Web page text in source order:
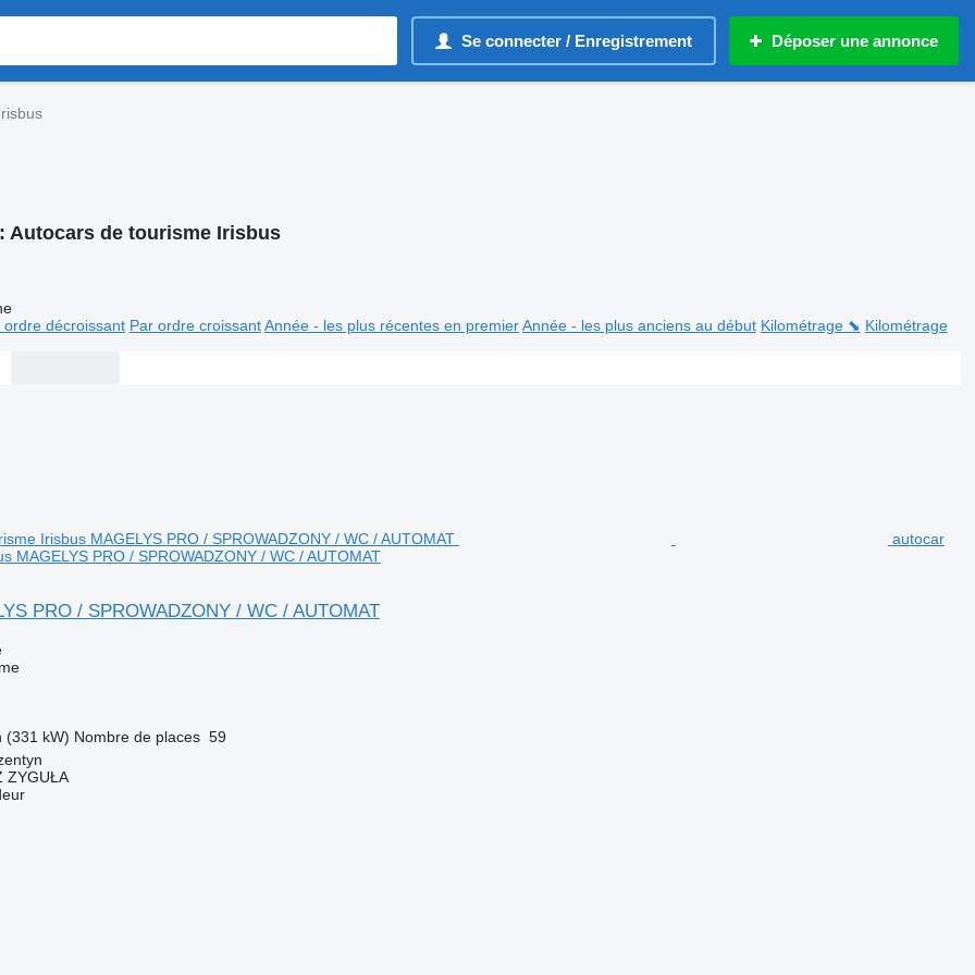
Se connecter / Enregistrement Déposer une annonce
Autocars de tourisme Irisbus
ordre décroissant Par ordre croissant Année - les plus récentes en premier Année - les plus anciens au début Kilométrage ⬊ Kilométrage
autocar
MAGELYS PRO / SPROWADZONY / WC / AUTOMAT
PRO / SPROWADZONY / WC / AUTOMAT
(331 kW) Nombre de places 59
ZYGUŁA